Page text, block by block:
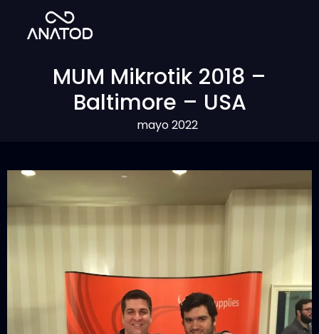
MUM Mikrotik 2018 –
Baltimore – USA
mayo 2022